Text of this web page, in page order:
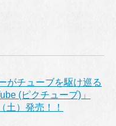
がチューブを駆け巡る
(ピクチューブ)」
土）発売！！